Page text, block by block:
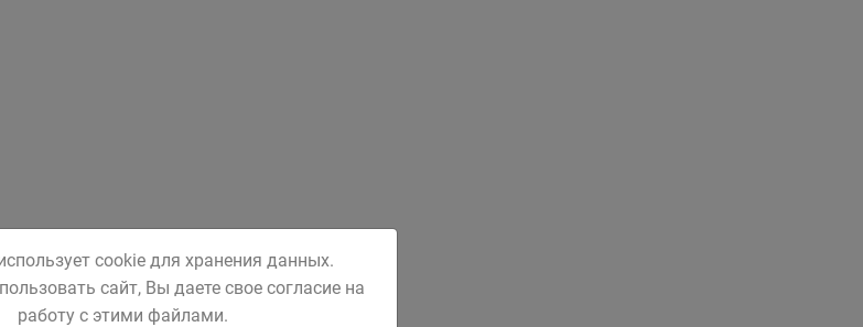
cookie для хранения данных.
сайт, Вы даете свое согласие на
работу с этими файлами.